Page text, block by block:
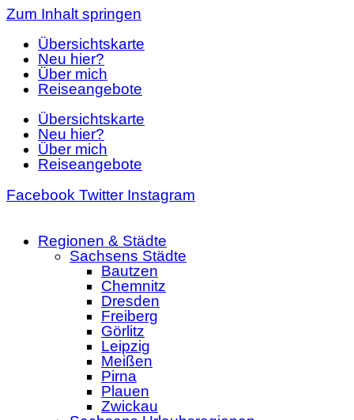
Zum Inhalt springen
Übersichtskarte
Neu hier?
Über mich
Reiseangebote
Übersichtskarte
Neu hier?
Über mich
Reiseangebote
Facebook Twitter Instagram
Regionen & Städte
Sachsens Städte
Bautzen
Chemnitz
Dresden
Freiberg
Görlitz
Leipzig
Meißen
Pirna
Plauen
Zwickau